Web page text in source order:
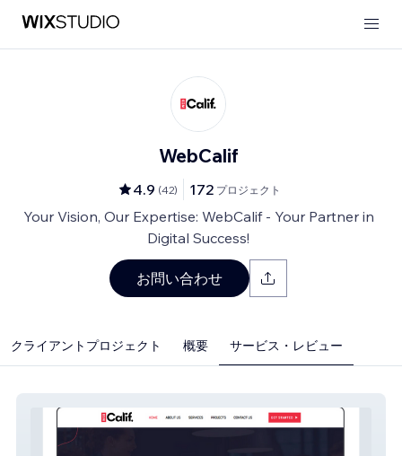
WebCalif
4.9 (42) 172 プロジェクト
Your Vision, Our Expertise: WebCalif - Your Partner in
Digital Success!
お問い合わせ
クライアントプロジェクト 概要 サービス・レビュー